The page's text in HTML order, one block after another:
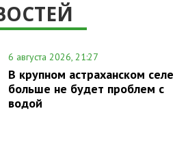
6 августа 2026, 21:27
В крупном астраханском селе
больше не будет проблем с
водой